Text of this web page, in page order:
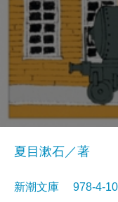
夏目漱石／著
新潮文庫 978-4-